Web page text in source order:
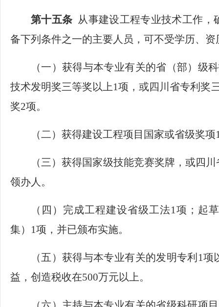
第十五条 从事建设工程专业技术工作
备下列条件之一的主要人员，可不受学历、
（一）获得与本专业有关的省（部）级
技术发明奖三等奖以上1项，或四川省专利奖
奖2项。
（二）获得建设工程项目国家或省级奖项
（三）获得国家级技能竞赛奖牌，或四
领办人。
（四）完成工程建设省级工法1项；起
集）1项，并已颁布实施。
（五）获得与本专业有关的发明专利 1项
益，创造税收在500万元以上。